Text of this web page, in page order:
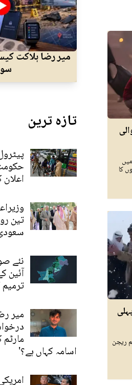
کا
ریجن
میر رضا ہلاکت
تازہ ترین
اعلان
تین
نئے
آئین
میر
مارٹم
اسامہ کہاں ہے؟'